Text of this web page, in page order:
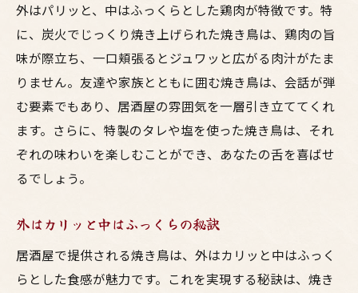
外はパリッと、中はふっくらとした鶏肉が特徴です。特
に、炭火でじっくり焼き上げられた焼き鳥は、鶏肉の旨
味が際立ち、一口頬張るとジュワッと広がる肉汁がたま
りません。友達や家族とともに囲む焼き鳥は、会話が弾
む要素でもあり、居酒屋の雰囲気を一層引き立ててくれ
ます。さらに、特製のタレや塩を使った焼き鳥は、それ
ぞれの味わいを楽しむことができ、あなたの舌を喜ばせ
るでしょう。
外はカリッと中はふっくらの秘訣
居酒屋で提供される焼き鳥は、外はカリッと中はふっく
らとした食感が魅力です。これを実現する秘訣は、焼き